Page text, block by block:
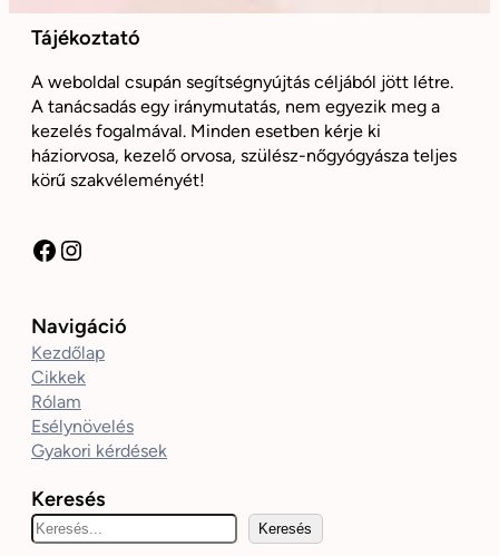
Tájékoztató
A weboldal csupán segítségnyújtás céljából jött létre.
A tanácsadás egy iránymutatás, nem egyezik meg a
kezelés fogalmával. Minden esetben kérje ki
háziorvosa, kezelő orvosa, szülész-nőgyógyásza teljes
körű szakvéleményét!
Facebook Instagram
Navigáció
Kezdőlap
Cikkek
Rólam
Esélynövelés
Gyakori kérdések
Keresés
K
e
Keresés